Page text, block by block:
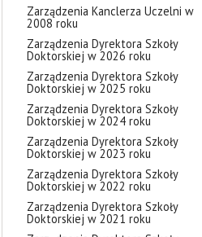
Zarządzenia Kanclerza Uczelni w
2008 roku
Zarządzenia Dyrektora Szkoły
Doktorskiej w 2026 roku
Zarządzenia Dyrektora Szkoły
Doktorskiej w 2025 roku
Zarządzenia Dyrektora Szkoły
Doktorskiej w 2024 roku
Zarządzenia Dyrektora Szkoły
Doktorskiej w 2023 roku
Zarządzenia Dyrektora Szkoły
Doktorskiej w 2022 roku
Zarządzenia Dyrektora Szkoły
Doktorskiej w 2021 roku